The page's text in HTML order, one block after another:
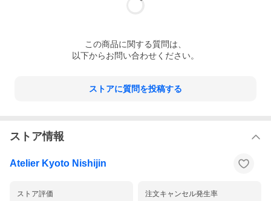
＊非常に繊細な織物を使用している商品です、先の尖ったもので
強く引っかいたりすると傷になり、直りませんので十分注意下さ
いますようお願いします
よって色味が変わって見える可能性があります、予めご了承くだ
この商品に関する質問は、
以下からお問い合わせください。
ストアに質問を投稿する
ストア情報
Atelier Kyoto Nishijin
ストア評価 注文キャンセル発生率